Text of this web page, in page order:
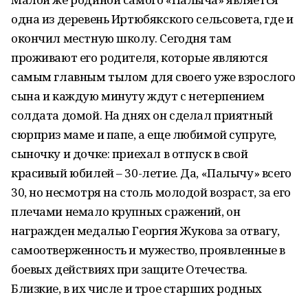
одна из деревень Иртюбякского сельсовета, где и
окончил местную школу. Сегодня там
проживают его родителя, которые являются
самым главным тылом для своего уже взрослого
сына и каждую минуту ждут с нетерпением
солдата домой. На днях он сделал приятный
сюрприз маме и папе, а еще любимой супруге,
сыночку и дочке: приехал в отпуск в свой
красивый юбилей – 30-летие. Да, «Палычу» всего
30, но несмотря на столь молодой возраст, за его
плечами немало крупных сражений, он
награжден медалью Георгия Жукова за отвагу,
самоотверженность и мужество, проявленные в
боевых действиях при защите Отечества.
Близкие, в их числе и трое старших родных